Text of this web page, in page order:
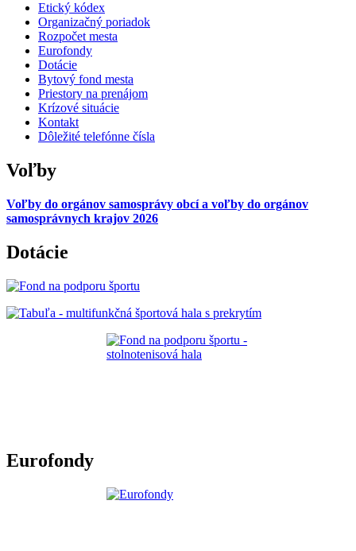
Etický kódex
Organizačný poriadok
Rozpočet mesta
Eurofondy
Dotácie
Bytový fond mesta
Priestory na prenájom
Krízové situácie
Kontakt
Dôležité telefónne čísla
Voľby
Voľby do orgánov samosprávy obcí a voľby do orgánov
samosprávnych krajov 2026
Dotácie
Eurofondy